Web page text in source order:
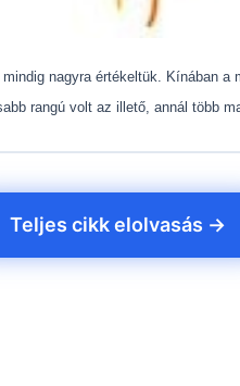
nagyra értékeltük. Kínában
rangú volt az illető, annál több
Teljes cikk elolvasás →